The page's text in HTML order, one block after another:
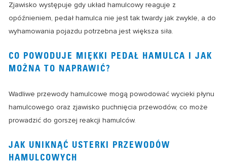
Zjawisko występuje gdy układ hamulcowy reaguje z
opóźnieniem, pedał hamulca nie jest tak twardy jak zwykle, a do
wyhamowania pojazdu potrzebna jest większa siła.
CO POWODUJE MIĘKKI PEDAŁ HAMULCA I JAK
MOŻNA TO NAPRAWIĆ?
Wadliwe przewody hamulcowe mogą powodować wycieki płynu
hamulcowego oraz zjawisko puchnięcia przewodów, co może
prowadzić do gorszej reakcji hamulców.
JAK UNIKNĄĆ USTERKI PRZEWODÓW
HAMULCOWYCH